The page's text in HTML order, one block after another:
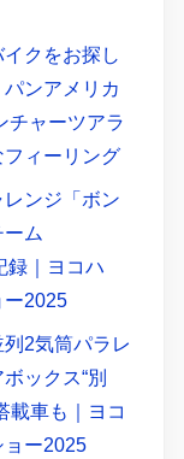
イクをお探し
ンアメリカ
チャーツアラ
ィーリング
ンジ「ボン
ム
録｜ヨコハ
ー2025
列2気筒パラレ
ックス“別
載車も｜ヨコ
ー2025